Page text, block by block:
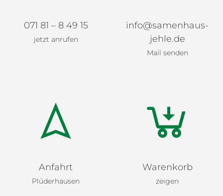
071 81 – 8 49 15
jetzt anrufen
info@samenhaus-
jehle.de
Mail senden
Anfahrt
Plüderhausen
Warenkorb
zeigen